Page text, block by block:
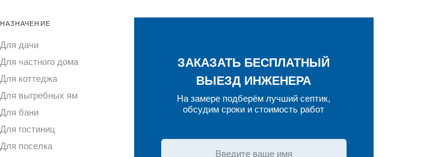
НАЗНАЧЕНИЕ
Для дачи
Для частного дома
Для коттеджа
Для выгребных ям
Для бани
Для гостиниц
Для поселка
ЗАКАЗАТЬ БЕСПЛАТНЫЙ
ВЫЕЗД ИНЖЕНЕРА
На замере подберём лучший септик,
обсудим сроки и стоимость работ